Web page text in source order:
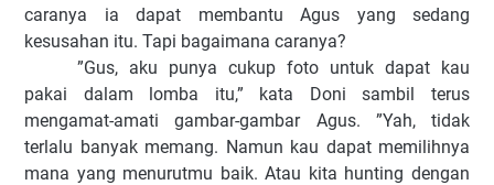
caranya ia dapat membantu Agus yang sedang
kesusahan itu. Tapi bagaimana caranya?
”Gus, aku punya cukup foto untuk dapat kau
pakai dalam lomba itu,” kata Doni sambil terus
mengamat-amati gambar-gambar Agus. ”Yah, tidak
terlalu banyak memang. Namun kau dapat memilihnya
mana yang menurutmu baik. Atau kita hunting dengan